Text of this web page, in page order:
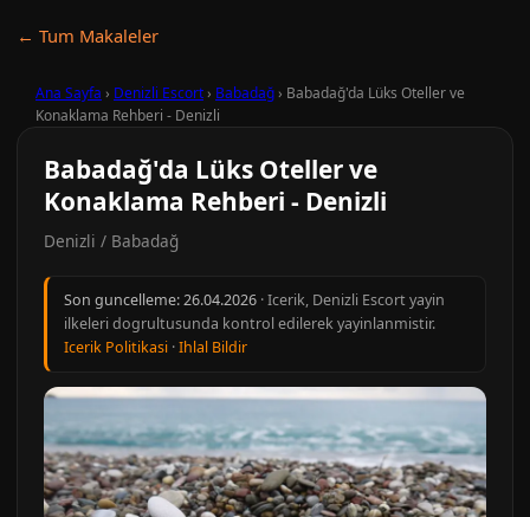
← Tum Makaleler
Ana Sayfa › Denizli Escort› Babadağ› Babadağ'da Lüks Oteller ve
Konaklama Rehberi - Denizli
Babadağ'da Lüks Oteller ve
Konaklama Rehberi - Denizli
Denizli / Babadağ
Son guncelleme:26.04.2026 · Icerik, Denizli Escort yayin
ilkeleri dogrultusunda kontrol edilerek yayinlanmistir.
Icerik Politikasi ·Ihlal Bildir